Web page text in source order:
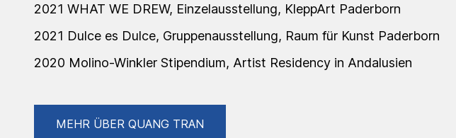
2021 WHAT WE DREW, Einzelausstellung, KleppArt Paderborn
2021 Dulce es Dulce, Gruppenausstellung, Raum für Kunst Paderborn
2020 Molino-Winkler Stipendium, Artist Residency in Andalusien
MEHR ÜBER QUANG TRAN